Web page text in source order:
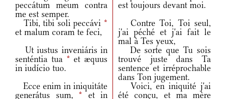
peccátum meum contra
me est semper.
est toujours devant moi.
Tibi, tibi soli peccávi *
et malum coram te feci,
Contre Toi, Toi seul,
j'ai péché et j'ai fait le
mal à Tes yeux,
Ut iustus inveniáris in
senténtia tua * et æquus
in iudício tuo.
De sorte que Tu sois
trouvé juste dans Ta
sentence et irréprochable
dans Ton jugement.
Ecce enim in iniquitáte
generátus sum, * et in
Voici, en iniquité j'ai
été conçu, et ma mère